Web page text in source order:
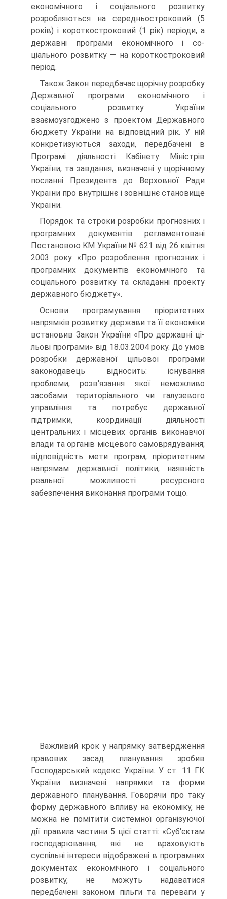
економічного і соціального розвитку
розробляються на середньостроковий (5
років) і коротко­строковий (1 рік) періоди, а
державні програми економічного і со­
ціального розвитку — на короткостроковий
період.
Також Закон передбачає щорічну розробку
Державної програми економічного і
соціального розвитку України
взаємоузгоджено з проектом Державного
бюджету України на відповідний рік. У ній
конкретизуються заходи, передбачені в
Програмі діяльності Кабіне­ту Міністрів
України, та завдання, визначені у щорічному
посланні Президента до Верховної Ради
України про внутрішнє і зовнішнє становище
України.
Порядок та строки розробки прогнозних і
програмних документів регламентовані
Постановою KM України № 621 від 26 квітня
2003 року «Про розроблення прогнозних і
програмних документів еконо­мічного та
соціального розвитку та складанні проекту
державного бюджету».
Основи програмування пріоритетних
напрямків розвитку дер­жави та її економіки
встановив Закон України «Про державні ці­
льові програми» від 18.03.2004 року. До умов
розробки державної цільової програми
законодавець відносить: існування
проблеми, розв'язання якої неможливо
засобами територіального чи галу­зевого
управління та потребує державної
підтримки, координації діяльності
центральних і місцевих органів виконавчої
влади та органів місцевого самоврядування;
відповідність мети програм, пріоритетним
напрямам державної політики; наявність
реальної можливості ресурсного
забезпечення виконання програми тощо.
Важливий крок у напрямку затвердження
правових засад планування зробив
Господарський кодекс України. У ст. 11 ГК
України визначені напрямки та форми
державного планування. Говорячи про таку
форму державного впливу на економіку, не
можна не по­мітити системної організуючої
дії правила частини 5 цієї статті: «Суб'єктам
господарювання, які не враховують
суспільні інтереси відображені в програмних
документах економічного і соціального
розвитку, не можуть надаватися
передбачені законом пільги та переваги у